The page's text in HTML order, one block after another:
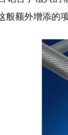
般额外增添的项